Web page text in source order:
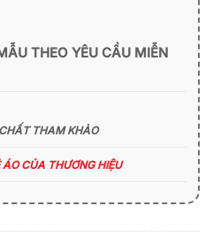
THEO YÊU CẦU MIỄN
THAM KHẢO
CỦA THƯƠNG HIỆU